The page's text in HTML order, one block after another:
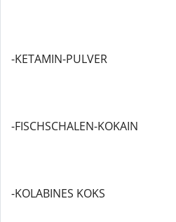
-KETAMIN-PULVER
-FISCHSCHALEN-KOKAIN
-KOLABINES KOKS